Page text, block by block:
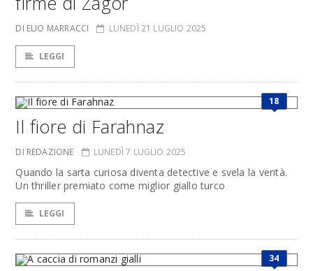
DI ELIO MARRACCI LUNEDÌ 21 LUGLIO 2025
LEGGI
18
Il fiore di Farahnaz
DI REDAZIONE LUNEDÌ 7 LUGLIO 2025
Quando la sarta curiosa diventa detective e svela la verità.
Un thriller premiato come miglior giallo turco
LEGGI
34